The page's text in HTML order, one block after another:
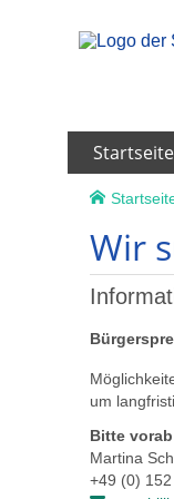
Startseite
Wir
um
Bitte
Martina
+49 (0)